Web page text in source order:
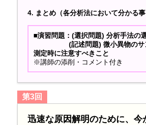
4. まとめ（各分析法において分かる事
■演習問題：(選択問題) 分析手法の
(記述問題) 微小異物のサン
測定時に注意すべきこと
※講師の添削・コメント付き
第3回
迅速な原因解明のために、今